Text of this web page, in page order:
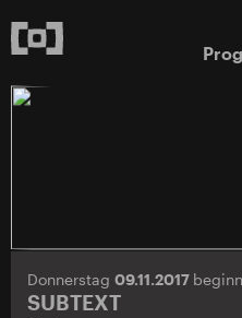
Donnerstag 09.11.2017
SUBTEXT